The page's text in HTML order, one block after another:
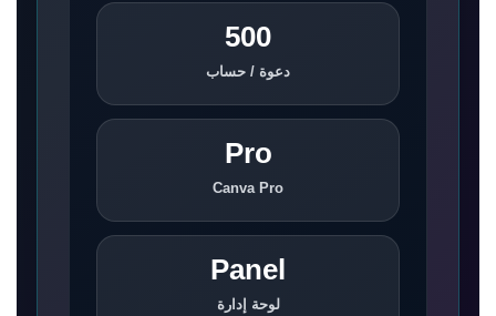
500
دعوة / حساب
Pro
Canva Pro
Panel
لوحة إدارة